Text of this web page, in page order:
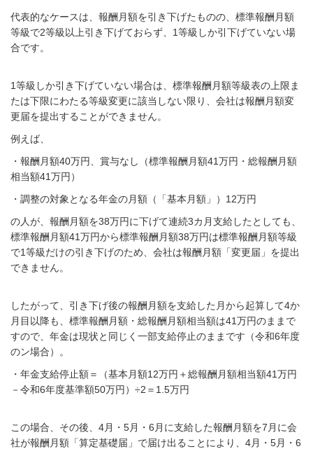
代表的なケースは、報酬月額を引き下げたものの、標準報酬月額
等級で2等級以上引き下げておらず、 1等級しか引下げていない場
合です。
1等級しか引き下げていない場合は、標準報酬月額等級表の上限ま
たは下限にわたる等級変更に該当しない限り、会社は報酬月額変
更届を提出することができません。
例えば、
・報酬月額40万円、賞与なし（標準報酬月額41万円・総報酬月額
相当額41万円）
・調整の対象となる年金の月額（「基本月額」） 12万円
の人が、報酬月額を38万円に下げて連続3カ月支給したとしても、
標準報酬月額41万円から標準報酬月額38万円は標準報酬月額等級
で1等級だけの引き下げのため、会社は報酬月額「変更届」を提出
できません。
したがって、引き下げ後の報酬月額を支給した月から起算して4か
月目以降も、標準報酬月額・総報酬月額相当額は41万円のままで
すので、年金は現状と同じく一部支給停止のままです（令和6年度
のン場合）。
・年金支給停止額＝（基本月額12万円＋総報酬月額相当額41万円
－令和6年度基準額50万円） ÷2 ＝1.5万円
この場合、その後、 4月・ 5月・ 6 月に支給した報酬月額を7 月に会
社が報酬月額「算定基礎届」で届け出ることにより、 4月・ 5月・ 6